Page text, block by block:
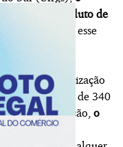
número absoluto de
com que esse
de motorização
Com cerca de 340
em circulação, o
veículo por